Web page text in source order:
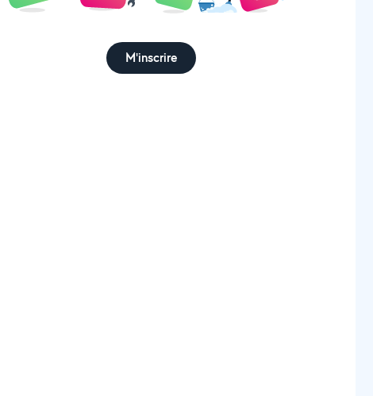
M'inscrire